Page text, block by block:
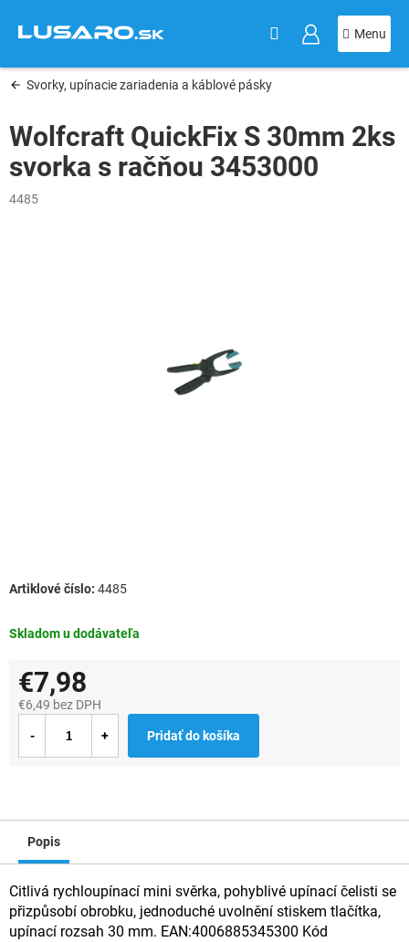
obsah
Svorky, upínacie zariadenia a káblové pásky
Wolfcraft QuickFix S 30mm 2ks
svorka s račňou 3453000
4485
Skladom u dodávateľa
4485
€7,98
€6,49 bez DPH
cena:
Pridať do košíka
Popis
Citlivá rychloupínací mini svěrka, pohyblivé upínací čelisti se
přizpůsobí obrobku, jednoduché uvolnění stiskem tlačítka,
upínací rozsah 30 mm. EAN:4006885345300 Kód